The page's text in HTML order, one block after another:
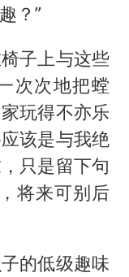
？”
子上与这些
次次地把螳
玩得不亦乐
该是与我绝
只是留下句
将来可别后
的低级趣味